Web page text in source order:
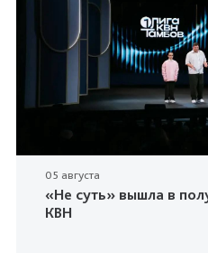
05 августа
«Не суть» вышла в
КВН